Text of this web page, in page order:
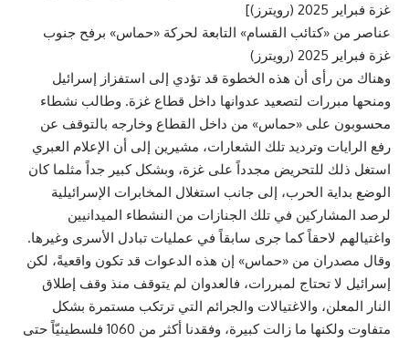
غزة فبراير 2025 (رويترز)]
عناصر من «كتائب القسام» التابعة لحركة «حماس» برفح جنوب
غزة فبراير 2025 (رويترز)
وهناك من رأى أن هذه الخطوة قد تؤدي إلى استفزاز إسرائيل
ومنحها مبررات لتصعيد عدوانها داخل قطاع غزة. وطالب نشطاء
محسوبون على «حماس» من داخل القطاع وخارجه بالتوقف عن
رفع الرايات وترديد تلك الشعارات، مشيرين إلى أن الإعلام العبري
استغل ذلك للتحريض مجدداً على غزة، وبشكل كبير جداً مثلما كان
الوضع بداية الحرب، إلى جانب استغلال المخابرات الإسرائيلية
لرصد المشاركين في تلك الجنازات من النشطاء الميدانيين
واغتيالهم لاحقاً كما جرى سابقاً في عمليات تبادل الأسرى وغيرها.
وقال مصدران من «حماس» إن هذه الدعوات قد تكون واقعيةً، لكن
إسرائيل لا تحتاج لمبررات، فالعدوان لم يتوقف منذ وقف إطلاق
النار المعلن، والاغتيالات والجرائم التي ترتكب مستمرة بشكل
متفاوت ولكنها ما زالت كبيرة، وفقدنا أكثر من 1060 فلسطينيّاً حتى